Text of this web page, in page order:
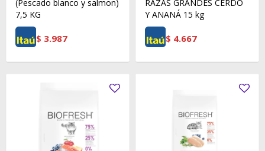
(Pescado blanco y salmon)
7,5 KG
$ 3.987
RAZAS GRANDES CERDO
Y ANANÁ 15 kg
$ 4.667